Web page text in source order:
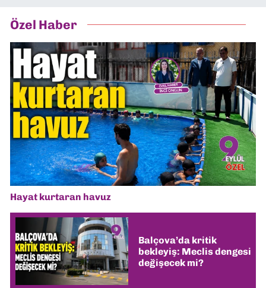
Özel Haber
Hayat kurtaran havuz
Balçova’da kritik
bekleyiş: Meclis dengesi
değişecek mi?